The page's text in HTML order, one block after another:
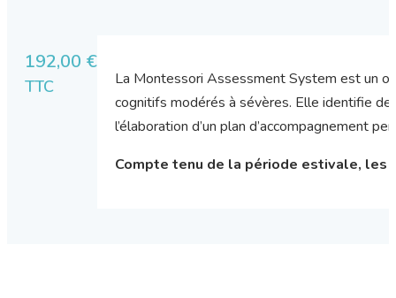
192,00 €
TTC
La Montessori Assessment System est un
cognitifs modérés à sévères. Elle identifie
l’élaboration d’un plan d’accompagnement
Compte tenu de la période estivale, les